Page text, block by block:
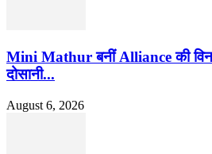
Mini Mathur बनीं Alliance की
दोसानी...
August 6, 2026